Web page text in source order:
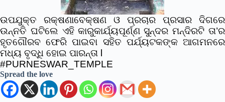
ଉପଯୁକ୍ତ ରକ୍ଷଣାବେକ୍ଷଣ ଓ ପ୍ରଚାର ପ୍ରସାର ଦିଗରେ
ଉନ୍ନତି ଘଟିଲେ ଏହି କାରୁକାର୍ଯ୍ୟପୂର୍ଣ୍ଣ ସୁନ୍ଦର ମନ୍ଦିରଟି ତା’ର
ହୃତଗୌରବ ଫେରି ପାଇବା ସହିତ ପର୍ଯ୍ୟଟକଙ୍କ ଆଗମନରେ
ମଧ୍ୟ ବୃଦ୍ଧି ହୋଇ ପାରନ୍ତା l
#PURNESWAR_TEMPLE
Spread the love